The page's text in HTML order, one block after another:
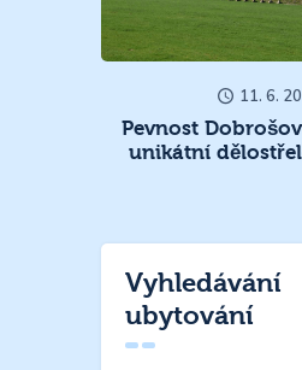
11. 6.
Pevnost
unikátní
Vyhledávání
ubytování